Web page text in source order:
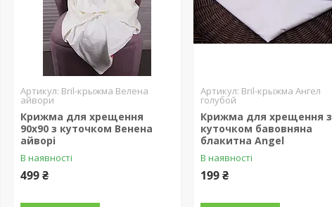
Bril-крыжма Велена
айвори
Крижма для хрещення
90х90 з куточком Венена
айворі
В наявності
499 ₴
Bril-крыжма Ангел
голубой
Крижма для хрещення з
куточком бавовняна
блакитна Angel
В наявності
199 ₴